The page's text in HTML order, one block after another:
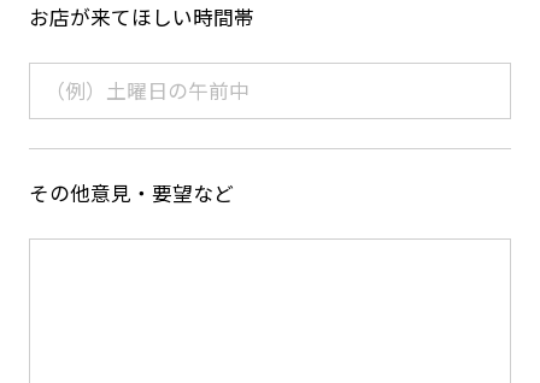
お店が来てほしい時間帯
その他意見・要望など